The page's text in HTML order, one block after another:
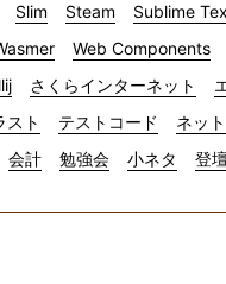
Slim Steam Sublime
Web Components
さくらインターネット
スト テストコード ネッ
会計 勉強会 小ネタ 登壇